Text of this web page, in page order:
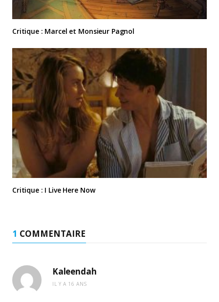
Critique : Marcel et Monsieur Pagnol
Critique : I Live Here Now
1 COMMENTAIRE
Kaleendah
IL Y A 16 ANS